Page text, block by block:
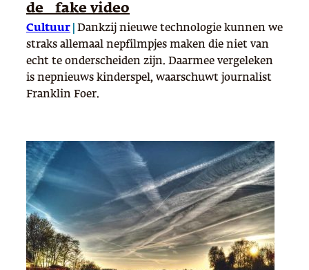
de fake video
Cultuur
Dankzij nieuwe technologie kunnen we
straks allemaal nepfilmpjes maken die niet van
echt te onderscheiden zijn. Daarmee vergeleken
is nepnieuws kinderspel, waarschuwt journalist
Franklin Foer.